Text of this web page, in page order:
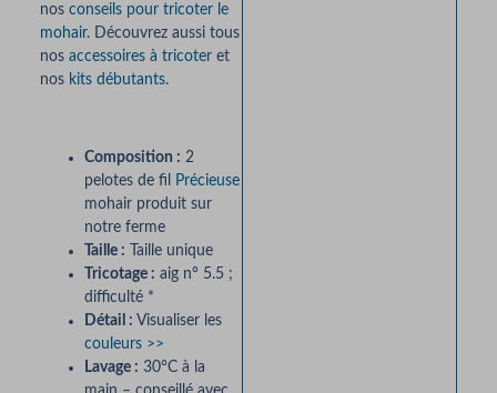
nos conseils pour tricoter le
mohair. Découvrez aussi tous
nos accessoires à tricoteret
nos kits débutants.
Composition : 2
pelotes de fil
Précieuse
mohair produit sur
notre ferme
Taille : Taille unique
Tricotage : aig n° 5.5 ;
difficulté *
Détail : Visualiser les
couleurs >>
Lavage : 30°C à la